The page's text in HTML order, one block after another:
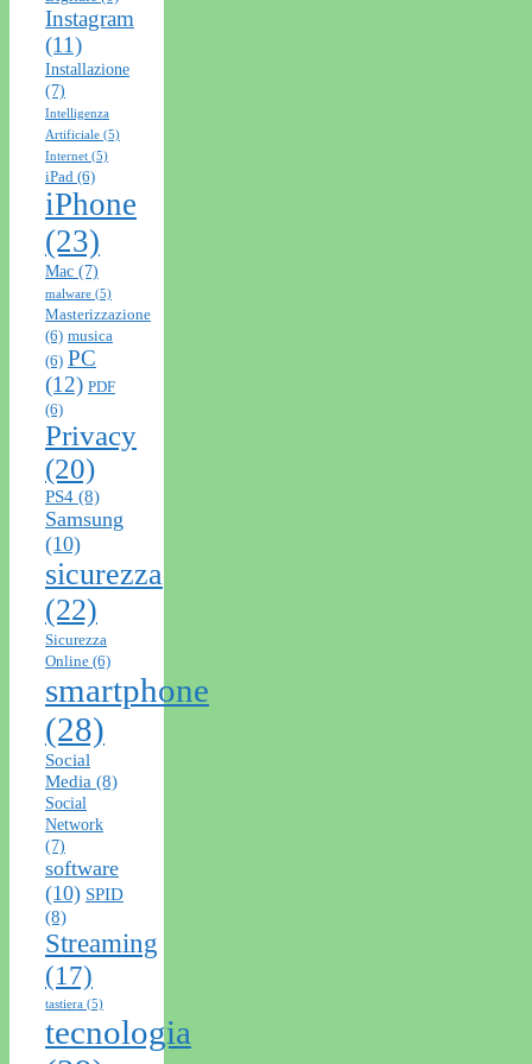
Instagram
(11)
Installazione
(7)
Intelligenza
Artificiale (5)
Internet (5)
iPad (6)
iPhone
(23)
Mac (7)
malware (5)
Masterizzazione
(6) musica
(6) PC
(12) PDF
(6)
Privacy
(20)
PS4 (8)
Samsung
(10)
sicurezza
(22)
Sicurezza
Online (6)
smartphone
(28)
Social
Media (8)
Social
Network
(7)
software
(10) SPID
(8)
Streaming
(17)
tastiera (5)
tecnologia